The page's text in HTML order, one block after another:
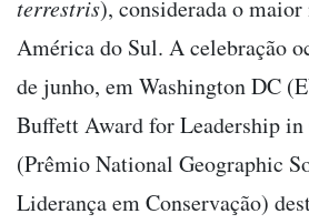
terrestris), considerada o
América do Sul. A celebração
de junho, em Washington DC
Buffett Award for Leadership
(Prêmio National Geographic
Liderança em Conservação)